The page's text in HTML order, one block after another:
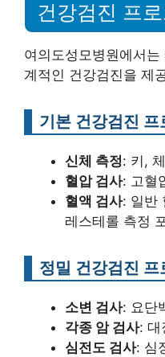
건강검진 프
여의도성모병원에서
계적인 건강검진을 제
기본 건강검진 프
신체 측정: 키,
혈압 검사: 고혈
혈액 검사: 일반
레스테롤 측정
정밀 건강검진 프
소변 검사: 요단
각종 암 검사: 대
심전도 검사: 심